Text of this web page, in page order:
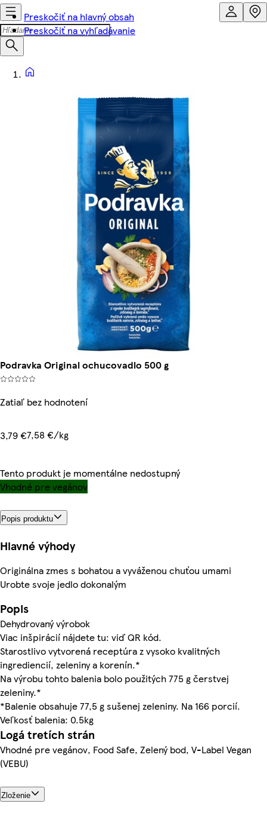
Preskočiť na hlavný obsah
Preskočiť na vyhľadávanie
Podravka Original ochucovadlo 500 g
Zatiaľ bez hodnotení
3,79 €7,58 €/kg
Tento produkt je momentálne nedostupný
Vhodné pre vegánov
Popis produktu
Hlavné výhody
Originálna zmes s bohatou a vyváženou chuťou umami
Urobte svoje jedlo dokonalým
Popis
Dehydrovaný výrobok
Viac inšpirácií nájdete tu: viď QR kód.
Starostlivo vytvorená receptúra z vysoko kvalitných
ingrediencií, zeleniny a korenín.*
Na výrobu tohto balenia bolo použitých 775 g čerstvej
zeleniny.*
*Balenie obsahuje 77,5 g sušenej zeleniny. Na 166 porcií.
Veľkosť balenia: 0.5kg
Logá tretích strán
Vhodné pre vegánov, Food Safe, Zelený bod, V-Label Vegan
(VEBU)
Zloženie